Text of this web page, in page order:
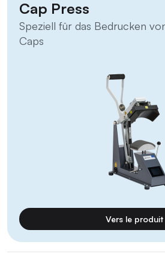
Cap Press
Speziell für das Bedrucken
Caps
Vers le produit